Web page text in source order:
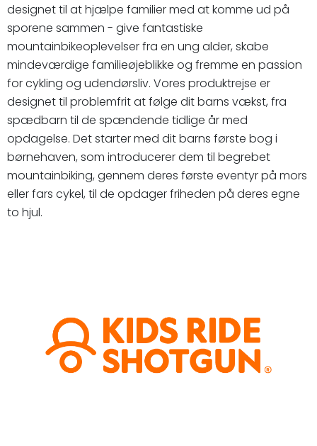
designet til at hjælpe familier med at komme ud på
sporene sammen - give fantastiske
mountainbikeoplevelser fra en ung alder, skabe
mindeværdige familieøjeblikke og fremme en passion
for cykling og udendørsliv. Vores produktrejse er
designet til problemfrit at følge dit barns vækst, fra
spædbarn til de spændende tidlige år med
opdagelse. Det starter med dit barns første bog i
børnehaven, som introducerer dem til begrebet
mountainbiking, gennem deres første eventyr på mors
eller fars cykel, til de opdager friheden på deres egne
to hjul.